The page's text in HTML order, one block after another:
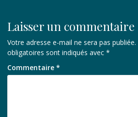
Laisser un commentaire
Votre adresse e-mail ne sera pas publiée.
obligatoires sont indiqués avec *
Commentaire *